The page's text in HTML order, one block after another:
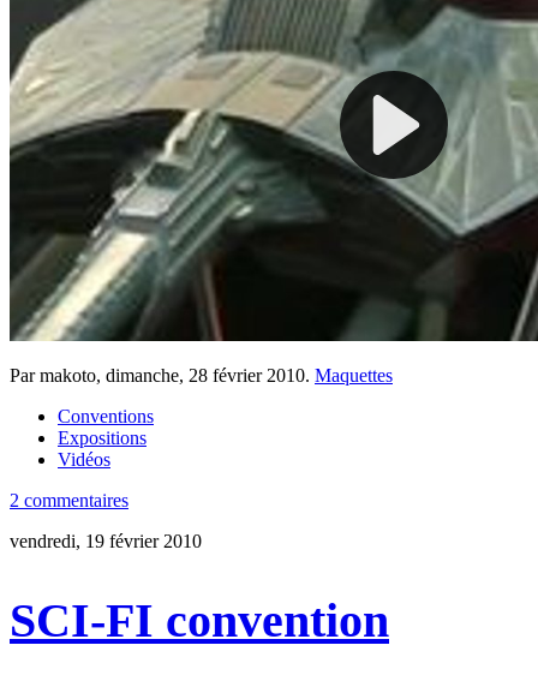
Par makoto, dimanche, 28 février 2010. Maquettes
Conventions
Expositions
Vidéos
2 commentaires
vendredi, 19 février 2010
SCI-FI convention